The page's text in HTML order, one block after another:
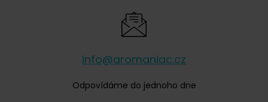
info@aromaniac.cz
Odpovídáme do jednoho dne